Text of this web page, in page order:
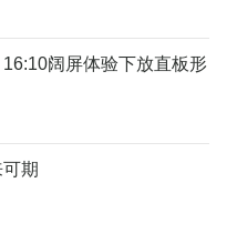
阔屏体验下放直板形
期